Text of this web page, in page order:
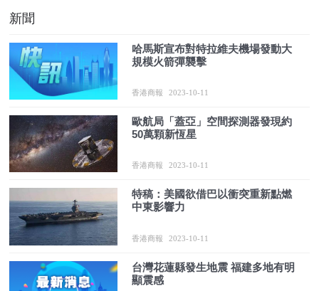
新聞
哈馬斯宣布對特拉維夫機場發動大
規模火箭彈襲擊
香港商報 2023-10-11
歐航局「蓋亞」空間探測器發現約
50萬顆新恆星
香港商報 2023-10-11
特稿：美國欲借巴以衝突重新點燃
中東影響力
香港商報 2023-10-11
台灣花蓮縣發生地震 福建多地有明
顯震感